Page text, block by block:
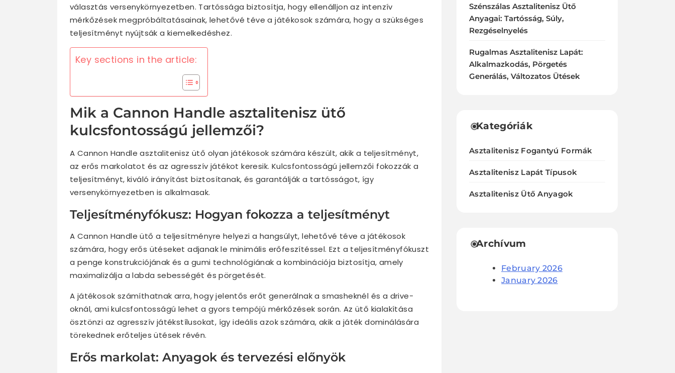
választás versenykörnyezetben. Tartóssága biztosítja, hogy ellenálljon az intenzív
mérkőzések megpróbáltatásainak, lehetővé téve a játékosok számára, hogy a szükséges
teljesítményt nyújtsák a kiemelkedéshez.
Key sections in the article:
Mik a Cannon Handle asztalitenisz ütő
kulcsfontosságú jellemzői?
A Cannon Handle asztalitenisz ütő olyan játékosok számára készült, akik a teljesítményt,
az erős markolatot és az agresszív játékot keresik. Kulcsfontosságú jellemzői fokozzák a
teljesítményt, kiváló irányítást biztosítanak, és garantálják a tartósságot, így
versenykörnyezetben is alkalmasak.
Teljesítményfókusz: Hogyan fokozza a teljesítményt
A Cannon Handle ütő a teljesítményre helyezi a hangsúlyt, lehetővé téve a játékosok
számára, hogy erős ütéseket adjanak le minimális erőfeszítéssel. Ezt a teljesítményfókuszt
a penge konstrukciójának és a gumi technológiának a kombinációja biztosítja, amely
maximalizálja a labda sebességét és pörgetését.
A játékosok számíthatnak arra, hogy jelentős erőt generálnak a smasheknél és a drive-
oknál, ami kulcsfontosságú lehet a gyors tempójú mérkőzések során. Az ütő kialakítása
ösztönzi az agresszív játékstílusokat, így ideális azok számára, akik a játék dominálására
törekednek erőteljes ütések révén.
Erős markolat: Anyagok és tervezési előnyök
Szénszálas Asztalitenisz Ütő
Anyagai: Tartósság, Súly,
Rezgéselnyelés
Rugalmas Asztalitenisz Lapát:
Alkalmazkodás, Pörgetés
Generálás, Változatos Ütések
Kategóriák
Asztalitenisz Fogantyú Formák
Asztalitenisz Lapát Típusok
Asztalitenisz Ütő Anyagok
Archívum
February 2026
January 2026